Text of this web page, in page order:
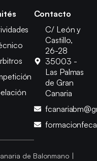
Contacto
C/ León y
Castillo,
26-28
35003 -
Las Palmas
de Gran
Canaria
de Balonmano |